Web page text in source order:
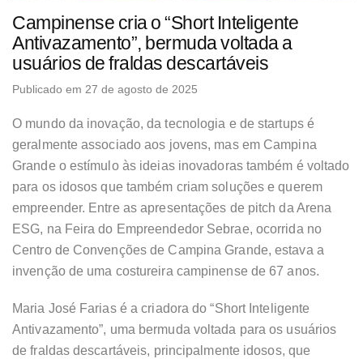
Campinense cria o “Short Inteligente
Antivazamento”, bermuda voltada a
usuários de fraldas descartáveis
Publicado em 27 de agosto de 2025
O mundo da inovação, da tecnologia e de startups é
geralmente associado aos jovens, mas em Campina
Grande o estímulo às ideias inovadoras também é voltado
para os idosos que também criam soluções e querem
empreender. Entre as apresentações de pitch da Arena
ESG, na Feira do Empreendedor Sebrae, ocorrida no
Centro de Convenções de Campina Grande, estava a
invenção de uma costureira campinense de 67 anos.
Maria José Farias é a criadora do “Short Inteligente
Antivazamento”, uma bermuda voltada para os usuários
de fraldas descartáveis, principalmente idosos, que